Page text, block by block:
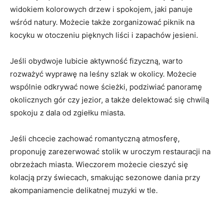
widokiem kolorowych drzew i‍ spokojem, jaki ⁤panuje
wśród natury. Możecie także zorganizować piknik na
kocyku w otoczeniu​ pięknych ⁤liści i zapachów jesieni.
Jeśli obydwoje lubicie aktywność fizyczną,‍ warto
rozważyć wyprawę na leśny szlak w okolicy. Możecie
⁣wspólnie ⁤odkrywać nowe ‌ścieżki,‍ podziwiać panoramę
okolicznych gór czy jezior, a także delektować się chwilą
spokoju z dala od ‌zgiełku miasta.
Jeśli ⁣chcecie zachować romantyczną atmosferę,
proponuję zarezerwować stolik w uroczym restauracji na
obrzeżach miasta. Wieczorem możecie cieszyć się
kolacją przy świecach, smakując sezonowe dania przy
akompaniamencie delikatnej muzyki w⁤ tle.